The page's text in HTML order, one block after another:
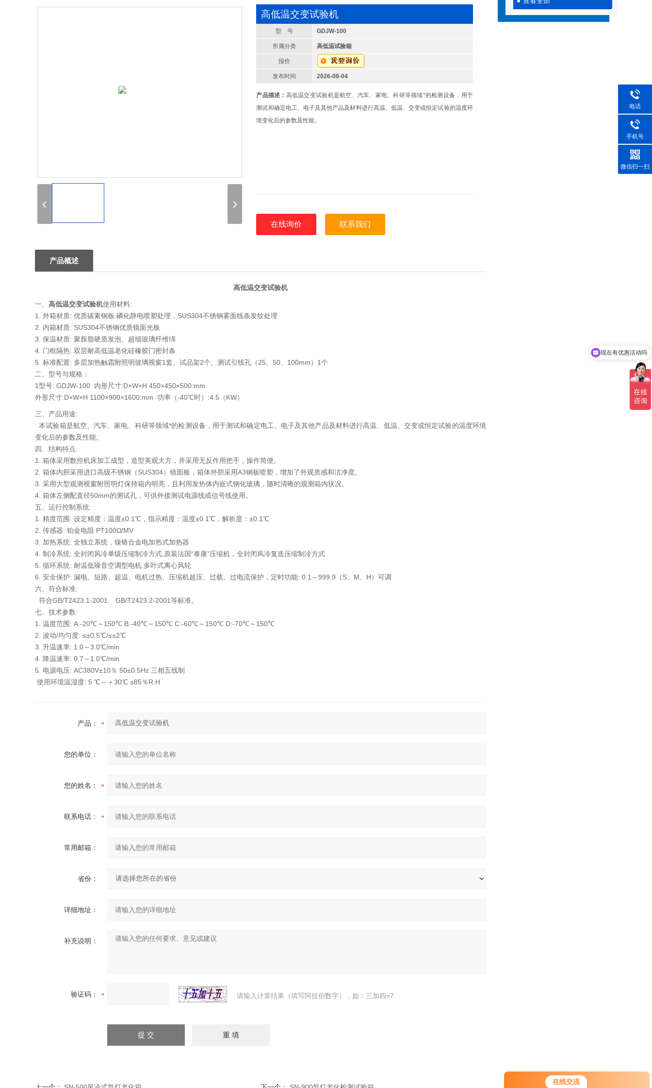
在线交流
您好！欢迎前来咨询，很高兴为您
高低温交变试验机
型 号 GDJW-100
所属分类 高低温试验箱
报价
发布时间 2026-08-04
产品描述： 高低温交变试验机是航空、汽车、家电、科研等领域*的检测设备，用于
测试和确定电工、电子及其他产品及材料进行高温、低温、交变或恒定试验的温度环
境变化后的参数及性能。
在线询价 联系我们
产品概述
高低温交变试验机
一、 高低温交变试验机使用材料:
1. 外箱材质: 优质碳素钢板.磷化静电喷塑处理，SUS304不锈钢雾面线条发纹处理
2. 内箱材质: SUS304不锈钢优质镜面光板
3. 保温材质: 聚胺脂硬质发泡、超细玻璃纤维绵
4. 门框隔热: 双层耐高低温老化硅橡胶门密封条
5. 标准配置: 多层加热触霜附照明玻璃视窗1套、试品架2个、测试引线孔（25、50、100mm）1个
二、型号与规格：
1型号: GDJW-100 内形尺寸:D×W×H 450×450×500:mm
外形尺寸:D×W×H 1100×900×1600:mm 功率（-40℃时）:4.5（KW）
三、产品用途:
本试验箱是航空、汽车、家电、科研等领域*的检测设备，用于测试和确定电工、电子及其他产品及材料进行高温、低温、交变或恒定试验的温度环境
变化后的参数及性能。
四、结构特点:
1. 箱体采用数控机床加工成型，造型美观大方，并采用无反作用把手，操作简便。
2. 箱体内胆采用进口高级不锈钢（SUS304）镜面板，箱体外胆采用A3钢板喷塑，增加了外观质感和洁净度。
3. 采用大型观测视窗附照明灯保持箱内明亮，且利用发热体内嵌式钢化玻璃，随时清晰的观测箱内状况。
4. 箱体左侧配直径50mm的测试孔，可供外接测试电源线或信号线使用。
五、运行控制系统:
1. 精度范围: 设定精度：温度±0.1℃，指示精度：温度±0.1℃，解析度：±0.1℃
2. 传感器: 铂金电阻 PT100Ω/MV
3. 加热系统: 全独立系统，镍铬合金电加热式加热器
4. 制冷系统: 全封闭风冷单级压缩制冷方式,原装法国“泰康”压缩机，全封闭风冷复迭压缩制冷方式
5. 循环系统: 耐温低噪音空调型电机.多叶式离心风轮
6. 安全保护: 漏电、短路、超温、电机过热、压缩机超压、过载、过电流保护，定时功能: 0.1～999.9（S、M、H）可调
六、符合标准:
符合GB/T2423.1-2001 GB/T2423.2-2001等标准。
七、技术参数:
1. 温度范围: A:-20℃～150℃ B:-40℃～150℃ C:-60℃～150℃ D:-70℃～150℃
2. 波动/均匀度: ≤±0.5℃/≤±2℃
3. 升温速率: 1.0～3.0℃/min
4. 降温速率: 0.7～1.0℃/min
5. 电源电压: AC380V±10％ 50±0.5Hz 三相五线制
使用环境温湿度: 5 ℃～＋30℃ ≤85％R.H
产品：
您的单位：
您的姓名：
联系电话：
常用邮箱：
省份：
详细地址：
补充说明：
验证码： 请输入计算结果（填写阿拉伯数字），如：三加四=7
电话
手机号
微信扫一扫
现在有优惠活动吗